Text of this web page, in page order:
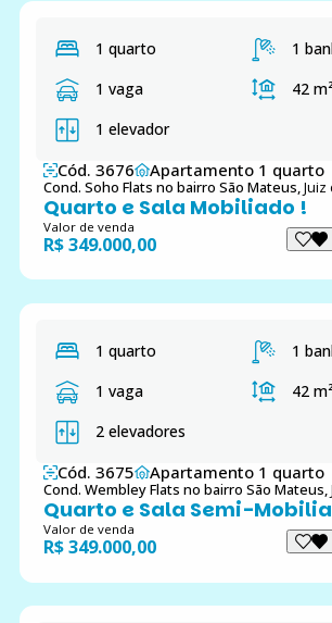
1 quarto
1
1 vaga
42 m²
1 elevador
Cód. 3676 Apartamento 1 quarto
Cond. Soho Flats no bairro São Mateus,Juiz
Quarto e Sala Mobiliado !
Valor de venda
R$ 349.000,00
1 quarto
1
1 vaga
42 m²
2 elevadores
Cód. 3675 Apartamento 1 quarto
Cond. Wembley Flats no bairro São Mateus,
Quarto e Sala Semi-
Valor de venda
R$ 349.000,00